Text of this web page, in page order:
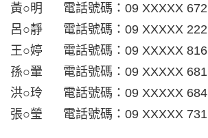
黃○明 電話號碼：09 XXXXX 672
呂○靜 電話號碼：09 XXXXX 222
王○婷 電話號碼：09 XXXXX 816
孫○翬 電話號碼：09 XXXXX 681
洪○玲 電話號碼：09 XXXXX 684
張○瑩 電話號碼：09 XXXXX 731